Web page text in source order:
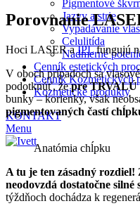
Pigmentové
Jazvy a strie
Vypadávanie
Celulitída
Nadmerné
Cenník estetických
Cenník Kozmetických
Kozmetické produkty
KONTAKT
Menu
Porovnanie
Hoci LASER aIPLfungujú
V oboch prípadoch sa
podotknúť, žepre TRVALÚ
bunky – korienky, však
pigmentovaných častí
Anatómia chĺpku
A tu je ten zásadný rozdiel!
neodovzdá dostatočne
týždňoch dochádza k